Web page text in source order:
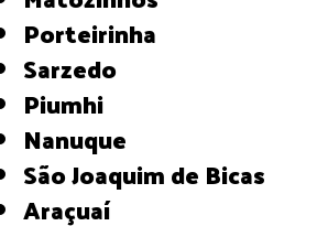
Porteirinha
Sarzedo
Piumhi
Nanuque
São Joaquim de Bicas
Araçuaí